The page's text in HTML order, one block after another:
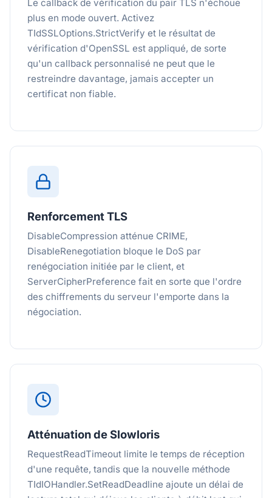
Le callback de vérification du pair TLS n'échoue
plus en mode ouvert. Activez
TIdSSLOptions.StrictVerify et le résultat de
vérification d'OpenSSL est appliqué, de sorte
qu'un callback personnalisé ne peut que le
restreindre davantage, jamais accepter un
certificat non fiable.
Renforcement TLS
DisableCompression atténue CRIME,
DisableRenegotiation bloque le DoS par
renégociation initiée par le client, et
ServerCipherPreference fait en sorte que l'ordre
des chiffrements du serveur l'emporte dans la
négociation.
Atténuation de Slowloris
RequestReadTimeout limite le temps de réception
d'une requête, tandis que la nouvelle méthode
TIdIOHandler.SetReadDeadline ajoute un délai de